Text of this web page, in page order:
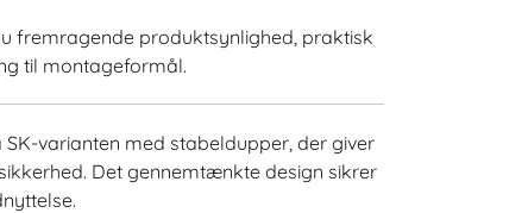
fremragende produktsynlighed, praktisk
til montageformål.
varianten med stabeldupper, der giver
Det gennemtænkte design sikrer